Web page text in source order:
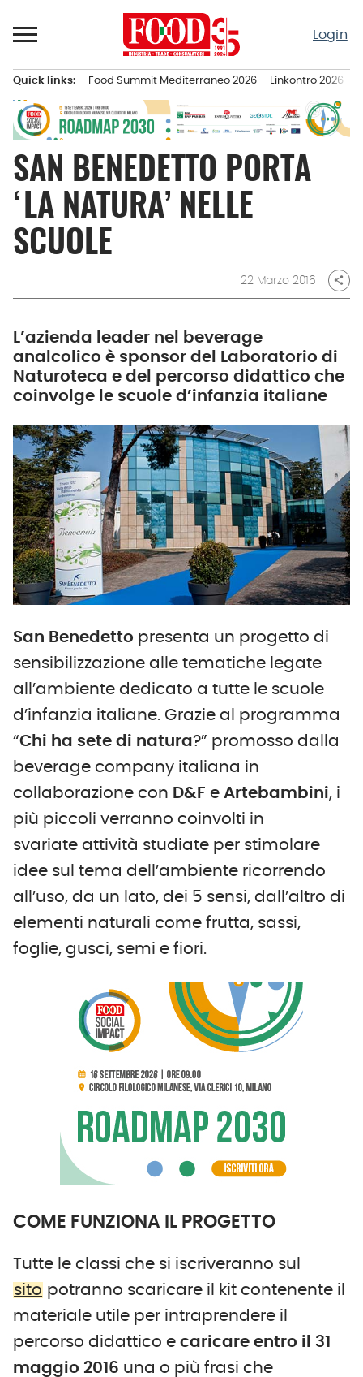
al
Login
principale
Quick links: Food Summit Mediterraneo 2026 Linkontro 2026
SAN BENEDETTO PORTA
‘LA NATURA’ NELLE
SCUOLE
22 Marzo 2016 share
L’azienda leader nel beverage
analcolico è sponsor del Laboratorio di
Naturoteca e del percorso didattico che
coinvolge le scuole d’infanzia italiane
San Benedetto presenta un progetto di
sensibilizzazione alle tematiche legate
all’ambiente dedicato a tutte le scuole
d’infanzia italiane. Grazie al programma
“Chi ha sete di natura?” promosso dalla
beverage company italiana in
collaborazione con D&F e Artebambini, i
più piccoli verranno coinvolti in
svariate attività studiate per stimolare
idee sul tema dell’ambiente ricorrendo
all’uso, da un lato, dei 5 sensi, dall’altro di
elementi naturali come frutta, sassi,
foglie, gusci, semi e fiori.
COME FUNZIONA IL PROGETTO
Tutte le classi che si iscriveranno sul
sito potranno scaricare il kit contenente il
materiale utile per intraprendere il
percorso didattico e caricare entro il 31
maggio 2016 una o più frasi che